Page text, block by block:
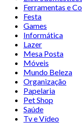
Ferramentas e
Festa
Games
Informática
Lazer
Mesa Posta
Móveis
Mundo Beleza
Organização
Papelaria
Pet Shop
Saúde
Tv e Vídeo